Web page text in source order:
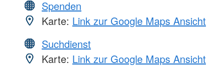
Spenden
Karte: Link zur Google Maps Ansicht
Suchdienst
Karte: Link zur Google Maps Ansicht